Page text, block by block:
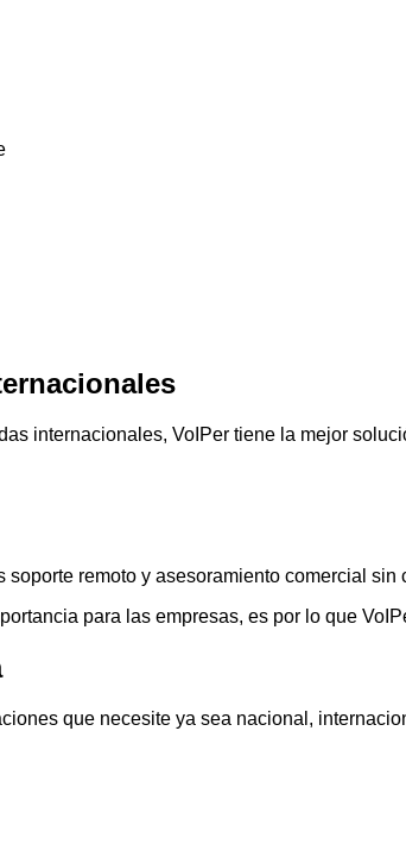
internacionales, VoIPer tiene la mejor
remoto y asesoramiento comercial
para las empresas, es por lo que
que necesite ya sea nacional,